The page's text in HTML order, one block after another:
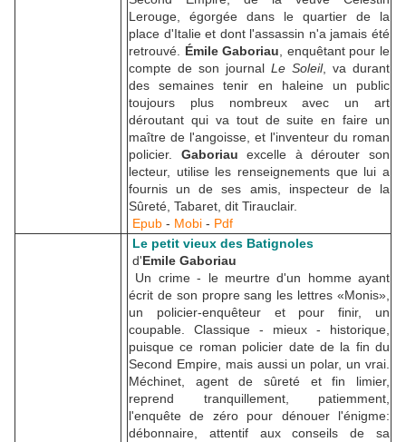
Lerouge, égorgée dans le quartier de la
place d'Italie et dont l'assassin n'a jamais été
retrouvé. Émile Gaboriau , enquêtant pour le
compte de son journal Le Soleil, va durant
des semaines tenir en haleine un public
toujours plus nombreux avec un art
déroutant qui va tout de suite en faire un
maître de l'angoisse, et l'inventeur du roman
policier. Gaboriau excelle à dérouter son
lecteur, utilise les renseignements que lui a
fournis un de ses amis, inspecteur de la
Sûreté, Tabaret, dit Tirauclair.
Epub - Mobi - Pdf
Le petit vieux des Batignoles
d'Emile Gaboriau
Un crime - le meurtre d'un homme ayant
écrit de son propre sang les lettres «Monis»,
un policier-enquêteur et pour finir, un
coupable. Classique - mieux - historique,
puisque ce roman policier date de la fin du
Second Empire, mais aussi un polar, un vrai.
Méchinet, agent de sûreté et fin limier,
reprend tranquillement, patiemment,
l'enquête de zéro pour dénouer l'énigme:
débonnaire, attentif aux conseils de sa